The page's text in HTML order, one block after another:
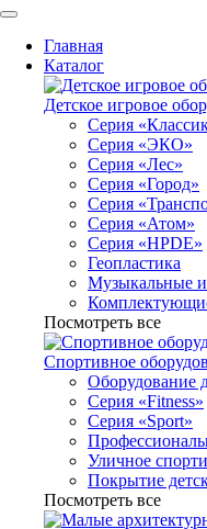
Главная
Каталог
Детское игровое
Серия
Серия «ЭКО»
Серия «Лес»
Серия «Город»
Серия
Серия «Атом»
Серия «HPDE»
Геопластика
Музыкальные
Посмотреть все
Спортивное
Оборудование
Серия «Fitness»
Серия «Sport»
Уличное
Покрытие
Посмотреть все